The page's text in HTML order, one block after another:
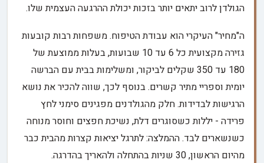
הגולדן לרוב יתאים יותר בזכות יכולת ההרגעה העצמית שלו.
ה"מחיר" העיקרי הוא עבודת הטיפוח. משפחות רבות קובעות
גזירה מקצועית כל 6 עד 10 שבועות, בעלות ממוצעת של
180 עד 350 שקלים לביקור, ומשלימות בבית עם הברשה
יומית וספריי מתיר קשרים. בנוסף לכך, שווה להכיר את נושא
הרגישות לבדידות. חלק מהגולדנים מפגינים סימני לחץ
פרידה - יללות כשסוגרים דלת, נשיכת חפצים וחוסר מנוחה
כשנשארים לבד. ההמלצה: לתרגל יציאות קצרות מהבית כבר
מהיום הראשון, 30 שניות בהתחלה ולהאריך בהדרגה.